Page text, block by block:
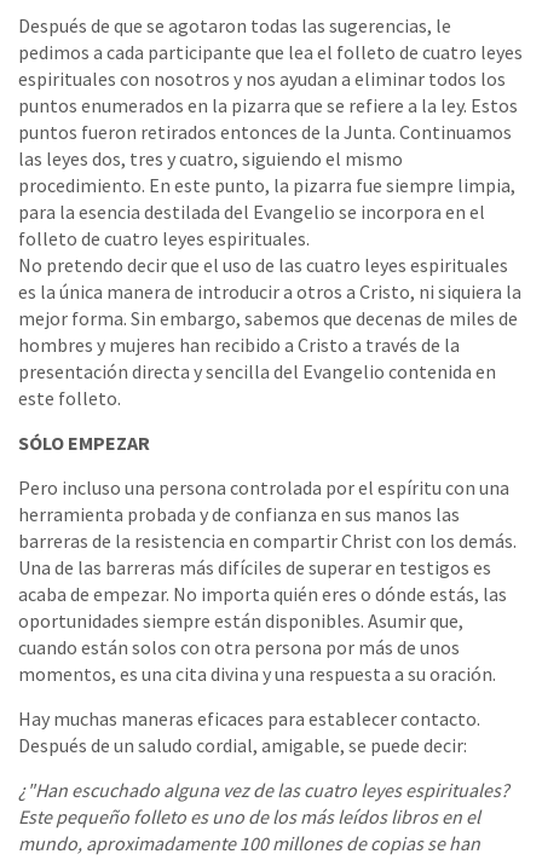
Después de que se agotaron todas las sugerencias, le
pedimos a cada participante que lea el folleto de cuatro leyes
espirituales con nosotros y nos ayudan a eliminar todos los
puntos enumerados en la pizarra que se refiere a la ley. Estos
puntos fueron retirados entonces de la Junta. Continuamos
las leyes dos, tres y cuatro, siguiendo el mismo
procedimiento. En este punto, la pizarra fue siempre limpia,
para la esencia destilada del Evangelio se incorpora en el
folleto de cuatro leyes espirituales.
No pretendo decir que el uso de las cuatro leyes espirituales
es la única manera de introducir a otros a Cristo, ni siquiera la
mejor forma. Sin embargo, sabemos que decenas de miles de
hombres y mujeres han recibido a Cristo a través de la
presentación directa y sencilla del Evangelio contenida en
este folleto.
SÓLO EMPEZAR
Pero incluso una persona controlada por el espíritu con una
herramienta probada y de confianza en sus manos las
barreras de la resistencia en compartir Christ con los demás.
Una de las barreras más difíciles de superar en testigos es
acaba de empezar. No importa quién eres o dónde estás, las
oportunidades siempre están disponibles. Asumir que,
cuando están solos con otra persona por más de unos
momentos, es una cita divina y una respuesta a su oración.
Hay muchas maneras eficaces para establecer contacto.
Después de un saludo cordial, amigable, se puede decir:
¿"Han escuchado alguna vez de las cuatro leyes espirituales?
Este pequeño folleto es uno de los más leídos libros en el
mundo, aproximadamente 100 millones de copias se han